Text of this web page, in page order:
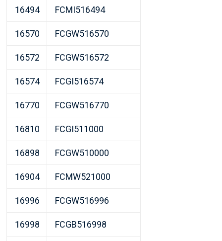
16494 FCMI516494
16570 FCGW516570
16572 FCGW516572
16574 FCGI516574
16770 FCGW516770
16810 FCGI511000
16898 FCGW510000
16904 FCMW521000
16996 FCGW516996
16998 FCGB516998